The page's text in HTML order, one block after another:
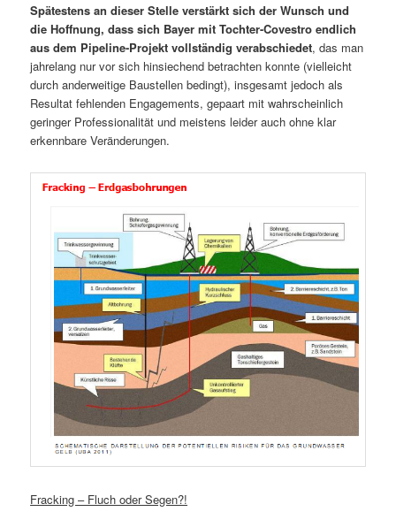
Spätestens an dieser Stelle verstärkt sich der Wunsch und
die Hoffnung, dass sich Bayer mit Tochter-Covestro endlich
aus dem Pipeline-Projekt voll­ständig verabschiedet, das man
jahrelang nur vor sich hinsiechend betrachten konnte (vielleicht
durch anderweitige Baustellen bedingt), insgesamt jedoch als
Resultat fehlenden Engagements, gepaart mit wahrscheinlich
geringer Professionalität und meistens leider auch ohne klar
erkennbare Veränderungen.
Fracking – Fluch oder Segen?!